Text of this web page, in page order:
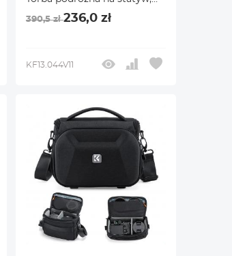
obiektyw, akcesoria z
przeciwdeszczowym
390,5 zł236,0 zł
KF13.044V11